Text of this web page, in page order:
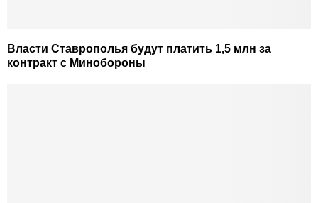
Власти Ставрополья будут платить 1,5 млн за
контракт с Минобороны